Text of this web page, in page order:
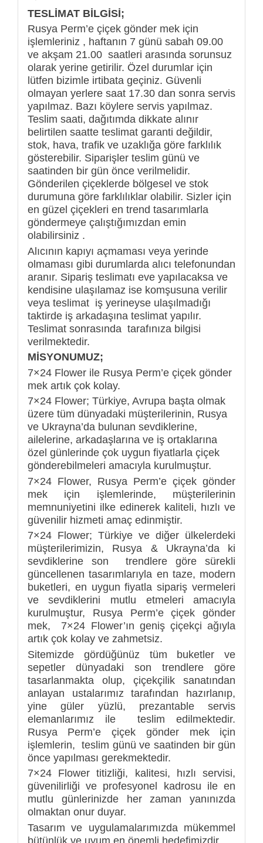
TESLİMAT BİLGİSİ;
Rusya Perm’e çiçek gönder mek için
işlemleriniz , haftanın 7 günü sabah 09.00
ve akşam 21.00 saatleri arasında sorunsuz
olarak yerine getirilir. Özel durumlar için
lütfen bizimle irtibata geçiniz. Güvenli
olmayan yerlere saat 17.30 dan sonra servis
yapılmaz. Bazı köylere servis yapılmaz.
Teslim saati, dağıtımda dikkate alınır
belirtilen saatte teslimat garanti değildir,
stok, hava, trafik ve uzaklığa göre farklılık
gösterebilir. Siparişler teslim günü ve
saatinden bir gün önce verilmelidir.
Gönderilen çiçeklerde bölgesel ve stok
durumuna göre farklılıklar olabilir. Sizler için
en güzel çiçekleri en trend tasarımlarla
göndermeye çalıştığımızdan emin
olabilirsiniz .
Alıcının kapıyı açmaması veya yerinde
olmaması gibi durumlarda alıcı telefonundan
aranır. Sipariş teslimatı eve yapılacaksa ve
kendisine ulaşılamaz ise komşusuna verilir
veya teslimat iş yerineyse ulaşılmadığı
taktirde iş arkadaşına teslimat yapılır.
Teslimat sonrasında tarafınıza bilgisi
verilmektedir.
MİSYONUMUZ;
7×24 Flower ile Rusya Perm’e çiçek gönder
mek artık çok kolay.
7×24 Flower; Türkiye, Avrupa başta olmak
üzere tüm dünyadaki müşterilerinin, Rusya
ve Ukrayna’da bulunan sevdiklerine,
ailelerine, arkadaşlarına ve iş ortaklarına
özel günlerinde çok uygun fiyatlarla çiçek
gönderebilmeleri amacıyla kurulmuştur.
7×24 Flower, Rusya Perm’e çiçek gönder
mek için işlemlerinde, müşterilerinin
memnuniyetini ilke edinerek kaliteli, hızlı ve
güvenilir hizmeti amaç edinmiştir.
7×24 Flower; Türkiye ve diğer ülkelerdeki
müşterilerimizin, Rusya & Ukrayna’da ki
sevdiklerine son trendlere göre sürekli
güncellenen tasarımlarıyla en taze, modern
buketleri, en uygun fiyatla sipariş vermeleri
ve sevdiklerini mutlu etmeleri amacıyla
kurulmuştur, Rusya Perm’e çiçek gönder
mek, 7×24 Flower’ın geniş çiçekçi ağıyla
artık çok kolay ve zahmetsiz.
Sitemizde gördüğünüz tüm buketler ve
sepetler dünyadaki son trendlere göre
tasarlanmakta olup, çiçekçilik sanatından
anlayan ustalarımız tarafından hazırlanıp,
yine güler yüzlü, prezantable servis
elemanlarımız ile teslim edilmektedir.
Rusya Perm’e çiçek gönder mek için
işlemlerin, teslim günü ve saatinden bir gün
önce yapılması gerekmektedir.
7×24 Flower titizliği, kalitesi, hızlı servisi,
güvenilirliği ve profesyonel kadrosu ile en
mutlu günlerinizde her zaman yanınızda
olmaktan onur duyar.
Tasarım ve uygulamalarımızda mükemmel
bütünlük ve uyum en önemli hedefimizdir